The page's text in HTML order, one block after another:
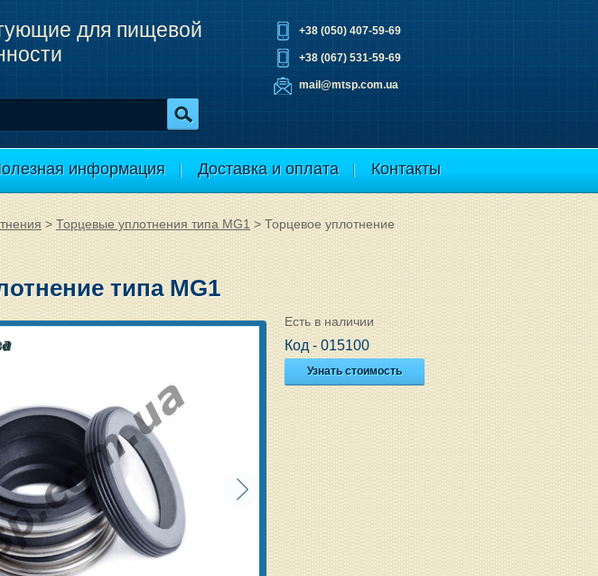
для пищевой
+38 (050) 407-59-69
+38 (067) 531-59-69
mail@mtsp.com.ua
информация Доставка и оплата Контакты
> Торцевые уплотнения типа MG1 > Торцевое уплотнение
типа MG1
Есть в наличии
Код - 015100
Узнать стоимость